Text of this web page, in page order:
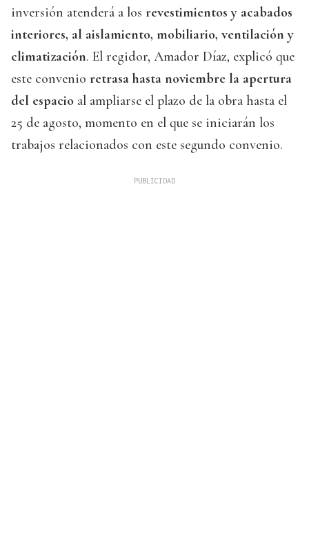
inversión atenderá a los revestimientos y acabados
interiores, al aislamiento, mobiliario, ventilación y
climatización. El regidor, Amador Díaz, explicó que
este convenio retrasa hasta noviembre la apertura
del espacio al ampliarse el plazo de la obra hasta el
25 de agosto, momento en el que se iniciarán los
trabajos relacionados con este segundo convenio.